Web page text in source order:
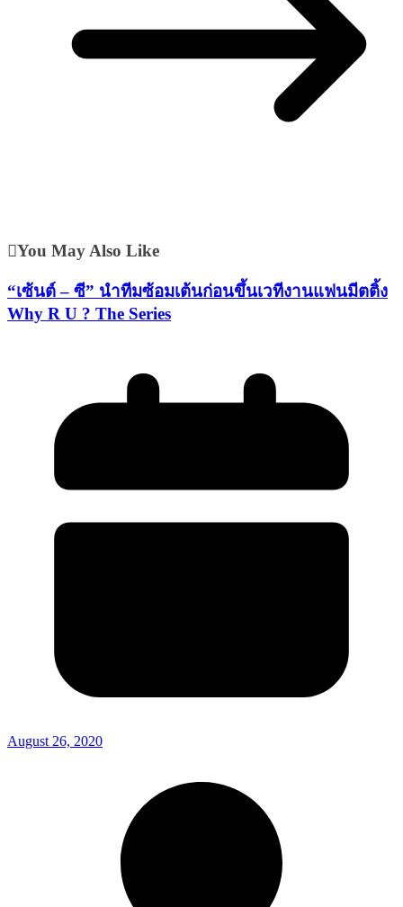
You May Also Like
“เซ้นต์ – ซี” นำทีมซ้อมเต้นก่อนขึ้นเวทีงานแฟนมีตติ้ง
Why R U ? The Series
August 26, 2020